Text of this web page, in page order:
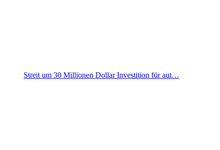
Streit um 30 Millionen Dollar Investition für aut…